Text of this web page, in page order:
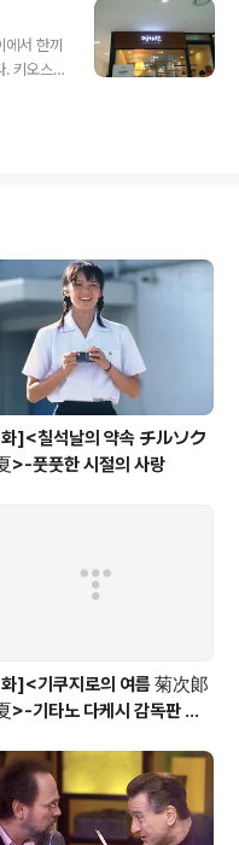
서 한끼
. 키오스
챕 ㅁ
]<칠석날의 약속 チルソク
>-풋풋한 시절의 사랑
]<기쿠지로의 여름 菊次郞
>-기타노 다케시 감독판 키